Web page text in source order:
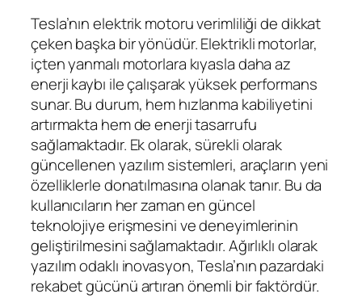
Tesla’nın elektrik motoru verimliliği de dikkat
çeken başka bir yönüdür. Elektrikli motorlar,
içten yanmalı motorlara kıyasla daha az
enerji kaybı ile çalışarak yüksek performans
sunar. Bu durum, hem hızlanma kabiliyetini
artırmakta hem de enerji tasarrufu
sağlamaktadır. Ek olarak, sürekli olarak
güncellenen yazılım sistemleri, araçların yeni
özelliklerle donatılmasına olanak tanır. Bu da
kullanıcıların her zaman en güncel
teknolojiye erişmesini ve deneyimlerinin
geliştirilmesini sağlamaktadır. Ağırlıklı olarak
yazılım odaklı inovasyon, Tesla’nın pazardaki
rekabet gücünü artıran önemli bir faktördür.